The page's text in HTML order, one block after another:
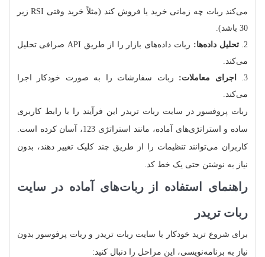
می‌کند ربات چه زمانی خرید یا فروش کند (مثلاً خرید وقتی RSI زیر
30 باشد).
تحلیل داده‌ها:
ربات داده‌های بازار را از طریق API صرافی تحلیل
می‌کند.
اجرای معاملات: ربات سفارشات را به‌ صورت خودکار اجرا
می‌کند.
ربات پروفسور در سایت ربات تریدر این فرآیند را با رابط کاربری
ساده و استراتژی‌های آماده، مانند استراتژی 123، آسان کرده است.
کاربران می‌توانند تنظیمات را از طریق چند کلیک تغییر دهند، بدون
نیاز به نوشتن حتی یک خط کد.
راهنمای استفاده از ربات‌های آماده در سایت
ربات تریدر
برای شروع ترید خودکار با سایت ربات تریدر و ربات پرفوسور بدون
نیاز به برنامه‌نویسی، این مراحل را دنبال کنید: